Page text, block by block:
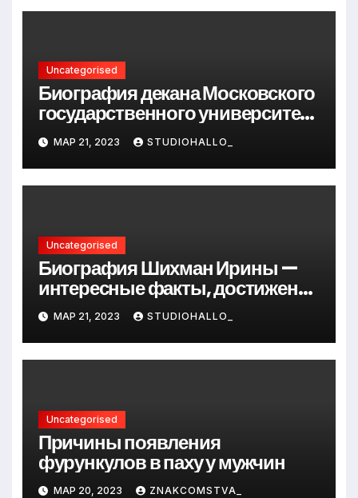
Uncategorised
Биография декана Московского
государственного университета
Андрея Сидорова — от студента
до руководителя
МАР 21, 2023 STUDIOHALLO_
Uncategorised
Биография Шихман Ирины —
интересные факты, достижения
и путь к успеху
МАР 21, 2023 STUDIOHALLO_
Uncategorised
Причины появления
фурункулов в паху у мужчин
МАР 20, 2023 ZNAKCOMSTVA_